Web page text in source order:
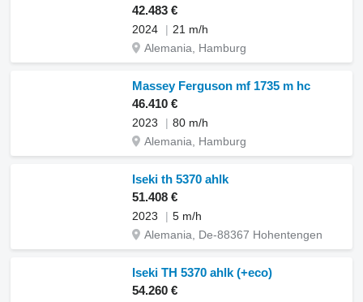
42.483 €
2024
21 m/h
Alemania, Hamburg
Massey Ferguson mf 1735 m hc
46.410 €
2023
80 m/h
Alemania, Hamburg
Iseki th 5370 ahlk
51.408 €
2023
5 m/h
Alemania, De-88367 Hohentengen
Iseki TH 5370 ahlk (+eco)
54.260 €